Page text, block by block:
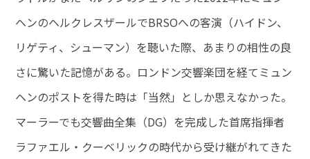
ヘンのヘルクレスザールでBRSOへの客演（ハイドン、
リゲティ、シューマン）を聴いた際、あまりの相性の良
さに驚いた記憶がある。ロンドン交響楽団を経てミュン
ヘンのポストを得た時は「当然」としか思えなかった。
マーラーでも交響曲全集（DG）を完成した首席指揮者
ラファエル・クーベリックの時代から受け継がれてきた